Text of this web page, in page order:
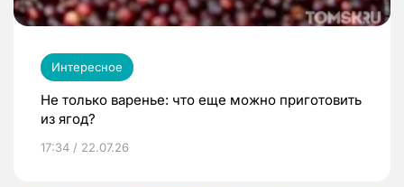
Интересное
Не только варенье: что еще можно приготовить
из ягод?
17:34 / 22.07.26